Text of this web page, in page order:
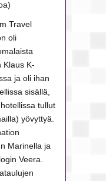
Travel
oli
Klaus K-
ja oli ihan
sisällä,
tullut
yövyttyä.
Marinella ja
Veera.